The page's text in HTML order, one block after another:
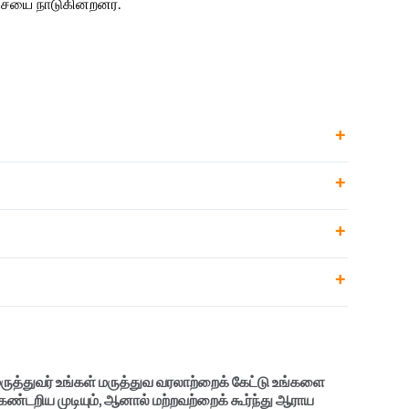
உங்கள் மருத்துவ வரலாற்றைக் கேட்டு உங்களை
முடியும், ஆனால் மற்றவற்றைக் கூர்ந்து ஆராய